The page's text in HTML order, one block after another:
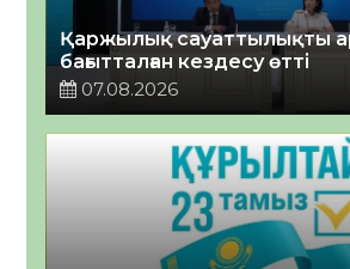
Қаржылық сауаттылықты
бағытталған кездесу өтті
07.08.2026